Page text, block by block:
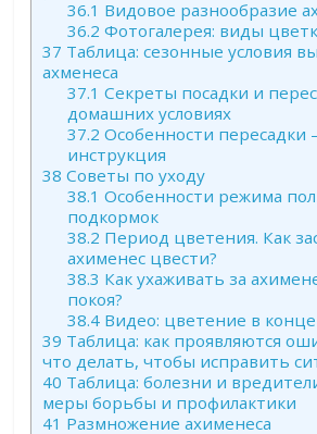
36.1 Видовое разнообразие
36.2 Фотогалерея: виды
37 Таблица: сезонные условия
ахменеса
37.1 Секреты посадки и
домашних условиях
37.2 Особенности пересадки
инструкция
38 Советы по уходу
38.1 Особенности режима
подкормок
38.2 Период цветения. Как
ахименес цвести?
38.3 Как ухаживать за
покоя?
38.4 Видео: цветение в
39 Таблица: как проявляются
что делать, чтобы исправить
40 Таблица: болезни и
меры борьбы и профилактики
41 Размножение ахименеса